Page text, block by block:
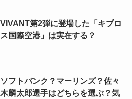
VIVANT第2弾に登場した「キプロ
ス国際空港」は実在する？
ソフトバンク？マーリンズ？佐々
木麟太郎選手はどちらを選ぶ？気